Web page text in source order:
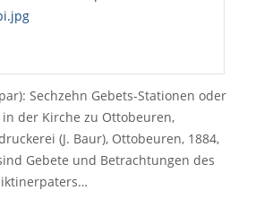
Sechzehn Gebets-Stationen oder
der Kirche zu Ottobeuren,
(J. Baur), Ottobeuren, 1884,
Gebete und Betrachtungen des